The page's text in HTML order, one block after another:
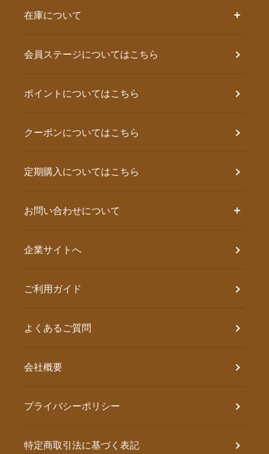
在庫について
会員ステージについてはこちら
ポイントについてはこちら
クーポンについてはこちら
定期購入についてはこちら
お問い合わせについて
企業サイトへ
ご利用ガイド
よくあるご質問
会社概要
プライバシーポリシー
特定商取引法に基づく表記